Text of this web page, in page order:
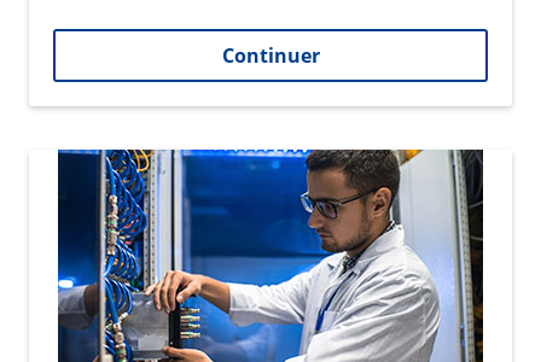
Continuer